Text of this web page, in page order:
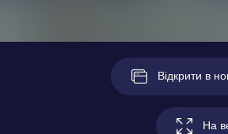
Відкрити в
На